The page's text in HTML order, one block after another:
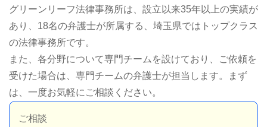
グリーンリーフ法律事務所は、設立以来35年以上の実績が
あり、18名の弁護士が所属する、埼玉県ではトップクラス
の法律事務所です。
また、各分野について専門チームを設けており、ご依頼を
受けた場合は、専門チームの弁護士が担当します。まず
は、一度お気軽にご相談ください。
ご相談